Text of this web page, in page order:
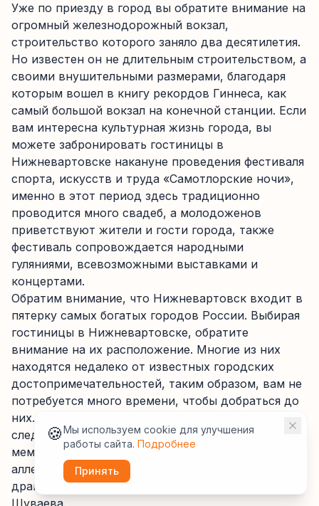
Уже по приезду в город вы обратите внимание на
огромный железнодорожный вокзал,
строительство которого заняло два десятилетия.
Но известен он не длительным строительством, а
своими внушительными размерами, благодаря
которым вошел в книгу рекордов Гиннеса, как
самый большой вокзал на конечной станции. Если
вам интересна культурная жизнь города, вы
можете забронировать гостиницы в
Нижневартовске накануне проведения фестиваля
спорта, искусств и труда «Самотлорские ночи»,
именно в этот период здесь традиционно
проводится много свадеб, а молодоженов
приветствуют жители и гости города, также
фестиваль сопровождается народными
гуляниями, всевозможными выставками и
концертами.
Обратим внимание, что Нижневартовск входит в
пятерку самых богатых городов России. Выбирая
гостиницы в Нижневартовске, обратите
внимание на их расположение. Многие из них
находятся недалеко от известных городских
достопримечательностей, таким образом, вам не
потребуется много времени, чтобы добраться до
них. Среди объектов туристского интереса
следует выделить храм Рождества Христова,
мемориал славы нижневартовского спорта,
аллею Почета авиационной техники, городской
драмтеатр, а также этнографический музей
Шуваева.
🍪Мы используем cookie для улучшения
работы сайта. Подробнее
Принять